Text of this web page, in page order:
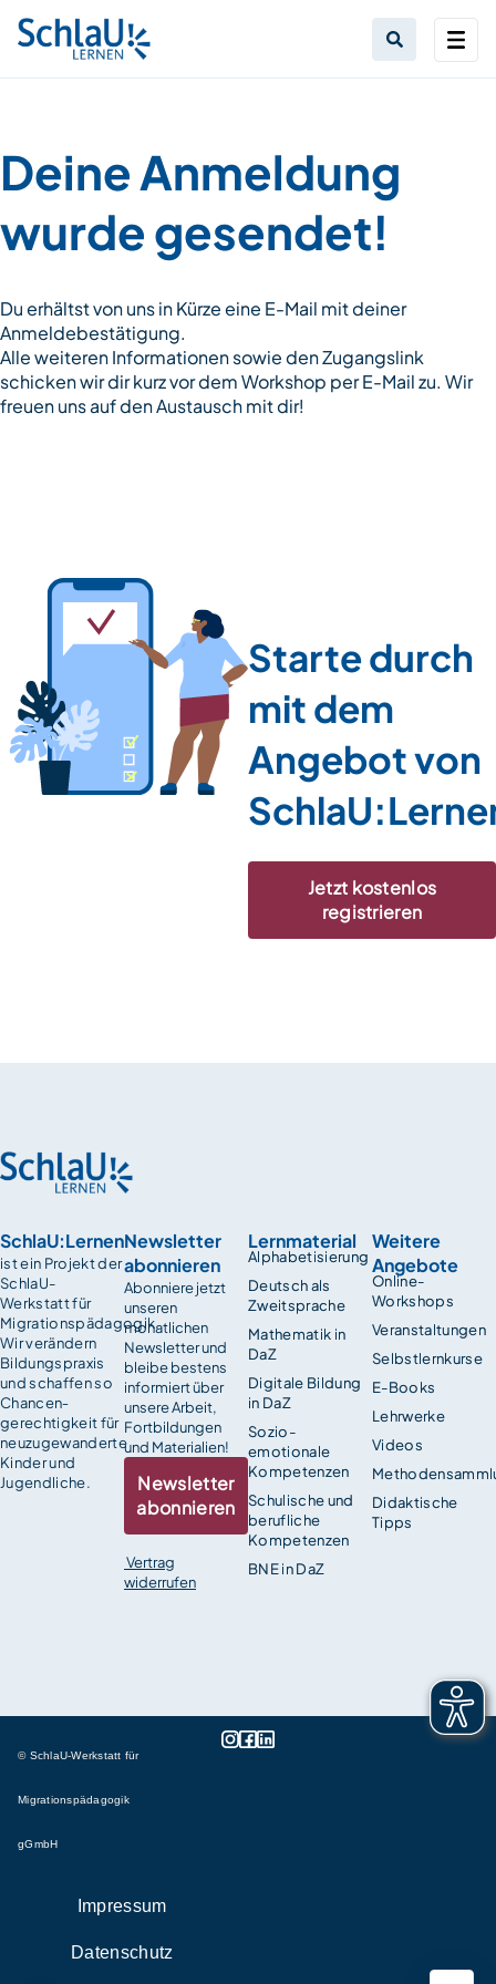
Deine Anmeldung
wurde gesendet!
Du erhältst von uns in Kürze eine E-Mail mit deiner
Anmeldebestätigung.
Alle weiteren Informationen sowie den Zugangslink
schicken wir dir kurz vor dem Workshop per E-Mail zu. Wir
freuen uns auf den Austausch mit dir!
Starte durch
mit dem
Angebot von
Jetzt kostenlos
registrieren
SchlaU:Lernen
ist ein Projekt der
SchlaU-
Werkstatt für
Migrationspädagogik.
Wir verändern
Bildungspraxis
und schaffen so
Chancen­
gerechtigkeit für
neuzugewanderte
Kinder und
Jugendliche.
Lernmaterial
Alphabetisierung
Deutsch als
Zweitsprache
Mathematik in
DaZ
Digitale Bildung
in DaZ
Sozio-
emotionale
Kompetenzen
Schulische und
berufliche
Kompetenzen
BNE in DaZ
Weitere
Angebote
Online-
Workshops
Veranstaltungen
Selbstlernkurse
E-Books
Lehrwerke
Videos
Didaktische
Tipps
Newsletter
abonnieren
Abonniere jetzt
unseren
monatlichen
Newsletter und
bleibe bestens
informiert über
unsere Arbeit,
Fortbildungen
und Materialien!
Newsletter
abonnieren
Vertrag
widerrufen
© SchlaU-Werkstatt für
Migrationspädagogik
gGmbH
Impressum
Datenschutz